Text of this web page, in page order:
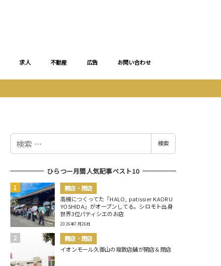
求人 不動産 広告 お問い合わせ
検
検索
ひらつー月間人気記事ベスト10
開店・閉店
高槻につくってた「HALO, patissier KAORU
YOSHIDA」がオープンしてる。シロモト出身
世界3位パティシエのお店
2026年7月26日
開店・閉店
イオンモール久御山の複数店舗が開店＆閉店